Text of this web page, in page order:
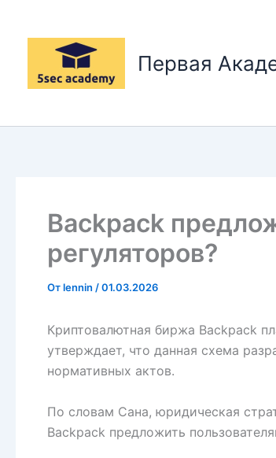
содержимому
Первая
Backpack
регуляторов?
Отlennin /01.03.2026
Криптовалютная биржа Backpack
утверждает, что данная схема
нормативных актов.
По словам Сана, юридическая
Backpack предложить